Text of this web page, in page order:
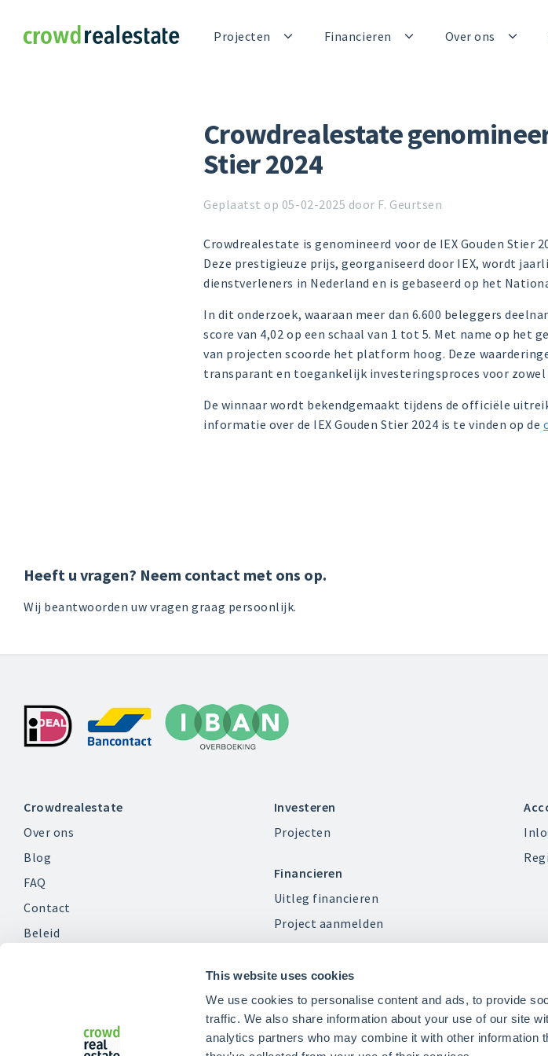
This website uses cookies
We use cookies to personalise content and ads, to provide
traffic. We also share information about your use of our site
analytics partners who may combine it with other information
Crowdrealestate Projecten Financieren Over ons
Crowdrealestate
Stier 2024
Geplaatst op 05-02-2025 door F. Geurtsen
Crowdrealestate is genomineerd voor de IEX Gouden
Deze prestigieuze prijs, georganiseerd door IEX, wordt
dienstverleners in Nederland en is gebaseerd op het
In dit onderzoek, waaraan meer dan 6.600 beleggers
score van 4,02 op een schaal van 1 tot 5. Met name op het
van projecten scoorde het platform hoog. Deze
transparant en toegankelijk investeringsproces voor zowel
De winnaar wordt bekendgemaakt tijdens de officiële
informatie over de IEX Gouden Stier 2024 is te vinden op de
Heeft u vragen? Neem contact met ons op.
Wij beantwoorden uw vragen graag persoonlijk.
Crowdrealestate
Over ons
Blog
FAQ
Contact
Beleid
Investeren
Projecten
Financieren
Uitleg financieren
Project aanmelden